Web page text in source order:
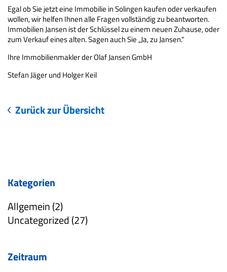
Egal ob Sie jetzt eine Immobilie in Solingen kaufen oder verkaufen
wollen, wir helfen Ihnen alle Fragen vollständig zu beantworten.
Immobilien Jansen ist der Schlüssel zu einem neuen Zuhause, oder
zum Verkauf eines alten. Sagen auch Sie „Ja, zu Jansen.“
Ihre Immobilienmakler der Olaf Jansen GmbH
Stefan Jäger und Holger Keil
Zurück zur Übersicht
Kategorien
Allgemein (2)
Uncategorized (27)
Zeitraum